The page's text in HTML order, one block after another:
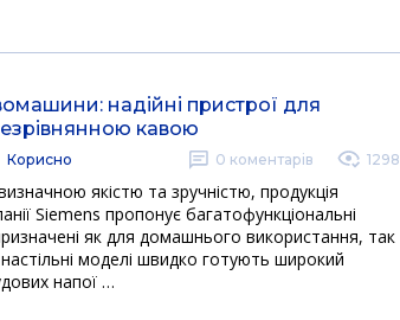
надійні пристрої для
кавою
Корисно 0 коментарів 1298
якістю та зручністю, продукція
Siemens пропонує багатофункціональні
як для домашнього використання, так
настільні моделі швидко готують широкий
напої …